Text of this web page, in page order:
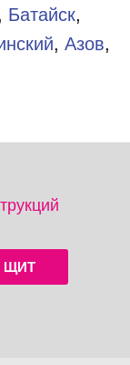
Батайск,
, Азов,
ЩИТ